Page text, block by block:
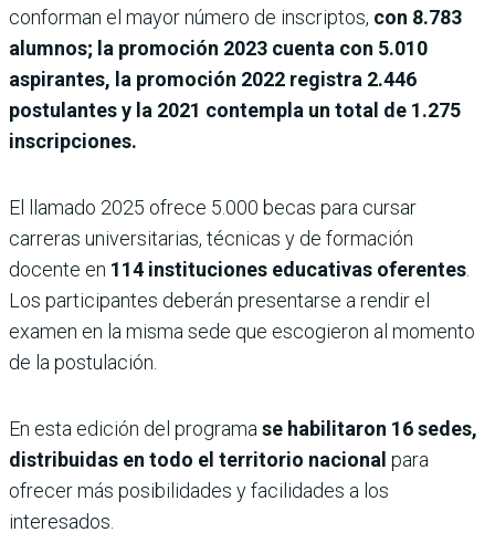
conforman el mayor número de inscriptos, con 8.783
alumnos; la promoción 2023 cuenta con 5.010
aspirantes, la promoción 2022 registra 2.446
postulantes y la 2021 contempla un total de 1.275
inscripciones.
El llamado 2025 ofrece 5.000 becas para cursar
carreras universitarias, técnicas y de formación
docente en 114 instituciones educativas oferentes
Los participantes deberán presentarse a rendir el
examen en la misma sede que escogieron al momento
de la postulación.
En esta edición del programa se habilitaron 16 sedes,
distribuidas en todo el territorio nacional para
ofrecer más posibilidades y facilidades a los
interesados.